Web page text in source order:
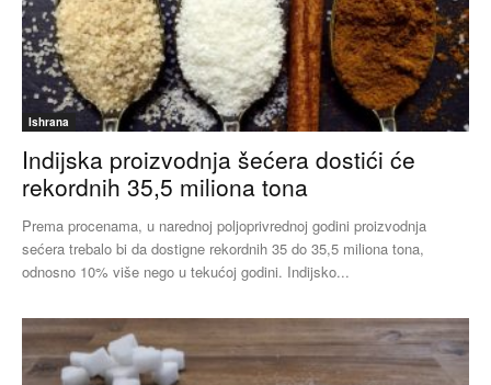
Ishrana
Indijska proizvodnja šećera dostići će
rekordnih 35,5 miliona tona
Prema procenama, u narednoj poljoprivrednoj godini proizvodnja
sećera trebalo bi da dostigne rekordnih 35 do 35,5 miliona tona,
odnosno 10% više nego u tekućoj godini. Indijsko...